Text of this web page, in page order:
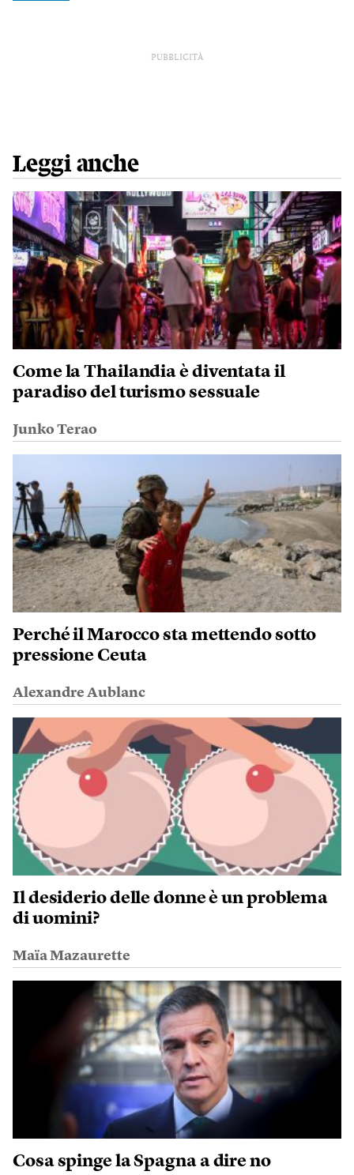
PUBBLICITÀ
Leggi anche
Come la Thailandia è diventata il
paradiso del turismo sessuale
Junko Terao
Perché il Marocco sta mettendo sotto
pressione Ceuta
Alexandre Aublanc
Il desiderio delle donne è un problema
di uomini?
Maïa Mazaurette
Cosa spinge la Spagna a dire no